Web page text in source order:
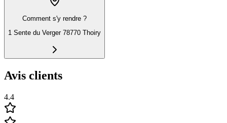
Comment s'y rendre ?
1 Sente du Verger 78770 Thoiry
Avis clients
4.4